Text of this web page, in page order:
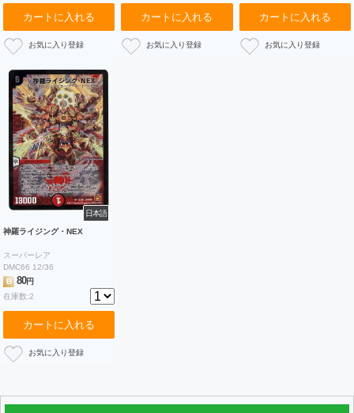
カートに入れる カートに入れる カートに入れる
日本語
神羅ライジング・NEX
スーパーレア
DMC66 12/36
B
80円
在庫数:2
カートに入れる